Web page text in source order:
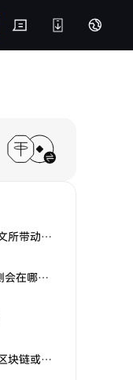
投资者如何避免被埃隆·马斯克的推文所带动的炒作？
比特币的下一个支撑位分析师们预测会在哪里？
埃隆·马斯克如何在他的公司中使用区块链或加密货币？